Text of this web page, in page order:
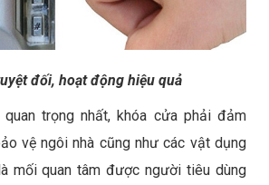
đối, hoạt động hiệu quả
trọng nhất, khóa cửa phải đảm
vệ ngôi nhà cũng như các vật dụng
mối quan tâm được người tiêu dùng